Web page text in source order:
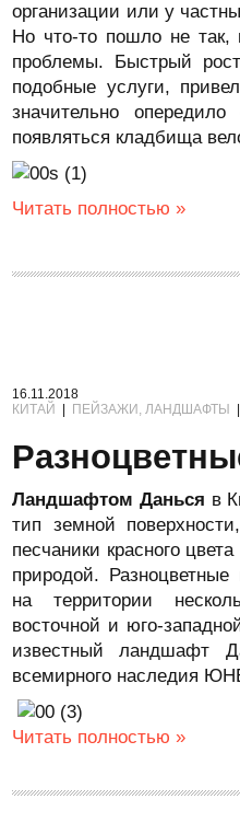
организации или у
Но что-то пошло не так,
проблемы. Быстрый
подобные услуги,
значительно
появляться кладбища
Читать полностью »
16.11.2018
КИТАЙ
ПЕЙЗАЖИ, ЛАНДШАФТЫ
Ландшафтом Данься в
тип земной
песчаники красного
природой.
на территории
восточной и юго-
известный ландшафт
всемирного наследия
Читать полностью »